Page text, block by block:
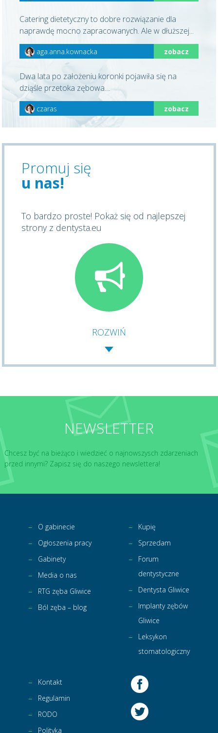
Catering dietetyczny to dobre rozwiązanie dla
naprawdę mocno zapracowanych. Ale w dłuższej...
aga.anna.kownacka zobacz
Dwa lata po założeniu koronki pojawiła się na
dziąśle przetoka zębowa....
czaras zobacz
Promuj się
u nas!
To bardzo proste! Pokaż się od najlepszej
strony z dentysta.eu
ROZWIŃ
NEWSLETTER
Chcesz być na bieżąco i wiedzieć o najnowszysch zdarzeniach
przed innymi? Zapisz się do naszego newslettera!
O gabinecie
Ogłoszenia pracy
Gabinety
Media o nas
RTG zęba Gliwice
Ból zęba – blog
Kupię
Sprzedam
Forum
dentystyczne
Dentysta Gliwice
Implanty zębów
Gliwice
Leksykon
stomatologiczny
Kontakt
Regulamin
RODO
Polityka